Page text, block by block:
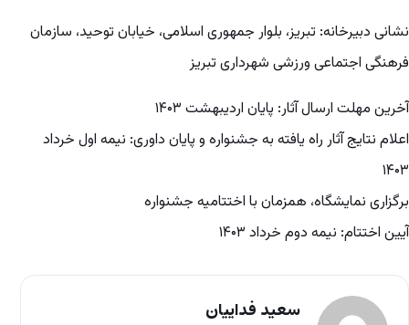
نشانی دبیرخانه: تبریز، بلوار جمهوری اسلامی، خیابان توحید، سازمان
فرهنگی اجتماعی ورزشی شهرداری تبریز
آخرین مهلت ارسال آثار: پایان اردیبهشت ۱۴۰۳
اعلام نتایج آثار راه یافته به جشنواره و پایان داوری: نیمه اول خرداد
۱۴۰۳
برگزاری نمایشگاه، همزمان با اختتامیه جشنواره
آیین اختتام: نیمه دوم خرداد ۱۴۰۳
سعید فداییان